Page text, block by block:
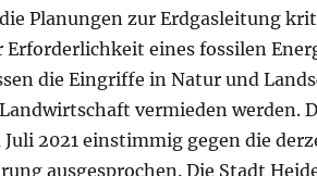
Planungen zur Erdgasleitung
Erforderlichkeit eines fossilen
die Eingriffe in Natur und
vermieden werden.
2021 einstimmig gegen die
ausgesprochen. Die Stadt